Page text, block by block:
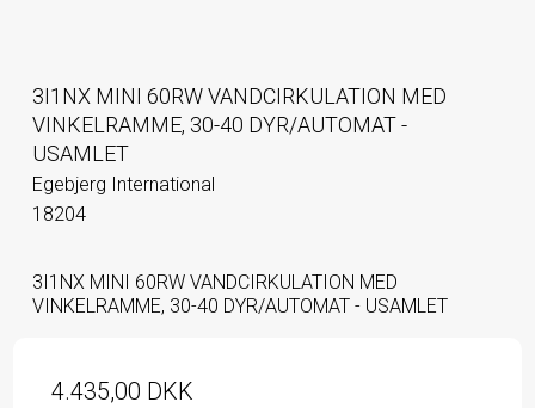
3I1NX MINI 60RW VANDCIRKULATION MED
VINKELRAMME, 30-40 DYR/AUTOMAT -
USAMLET
Egebjerg International
18204
3I1NX MINI 60RW VANDCIRKULATION MED
VINKELRAMME, 30-40 DYR/AUTOMAT - USAMLET
4.435,00 DKK